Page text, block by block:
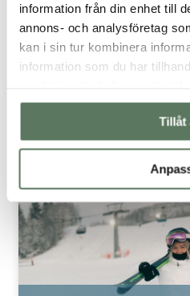
information från din enhet till
annons- och analysföretag
kan i sin tur kombinera
information som du har
Tillåt
Har du provat att vinterbada?
ambassadörer
@emmawagenius när de
Fler och fler pratar om att de
vilja...